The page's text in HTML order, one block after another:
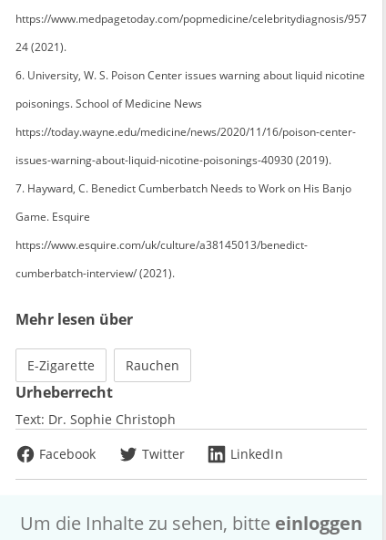
https://www.medpagetoday.com/popmedicine/celebritydiagnosis/957
24 (2021).
6. University, W. S. Poison Center issues warning about liquid nicotine
poisonings. School of Medicine News
https://today.wayne.edu/medicine/news/2020/11/16/poison-center-
issues-warning-about-liquid-nicotine-poisonings-40930 (2019).
7. Hayward, C. Benedict Cumberbatch Needs to Work on His Banjo
Game. Esquire
https://www.esquire.com/uk/culture/a38145013/benedict-
cumberbatch-interview/ (2021).
Mehr lesen über
E-Zigarette Rauchen
Urheberrecht
Text: Dr. Sophie Christoph
Facebook
Twitter LinkedIn
Um die Inhalte zu sehen, bitte einloggen